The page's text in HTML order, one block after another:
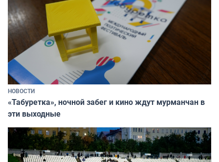
НОВОСТИ
«Табуретка», ночной забег и кино ждут мурманчан в
эти выходные